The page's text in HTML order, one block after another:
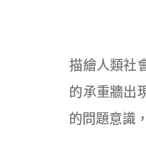
描繪人類社
的承重牆出
的問題意識